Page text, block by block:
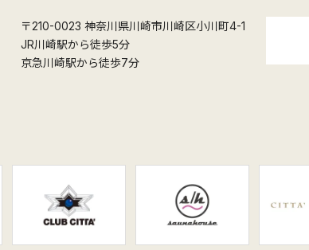
〒210-0023 神奈川県川崎市川崎区小川町4-1
JR川崎駅から徒歩5分
京急川崎駅から徒歩7分